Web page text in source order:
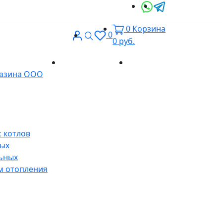
ВходПоиск
0
0 Корзина
0 руб.
ООО
котлов
отопления